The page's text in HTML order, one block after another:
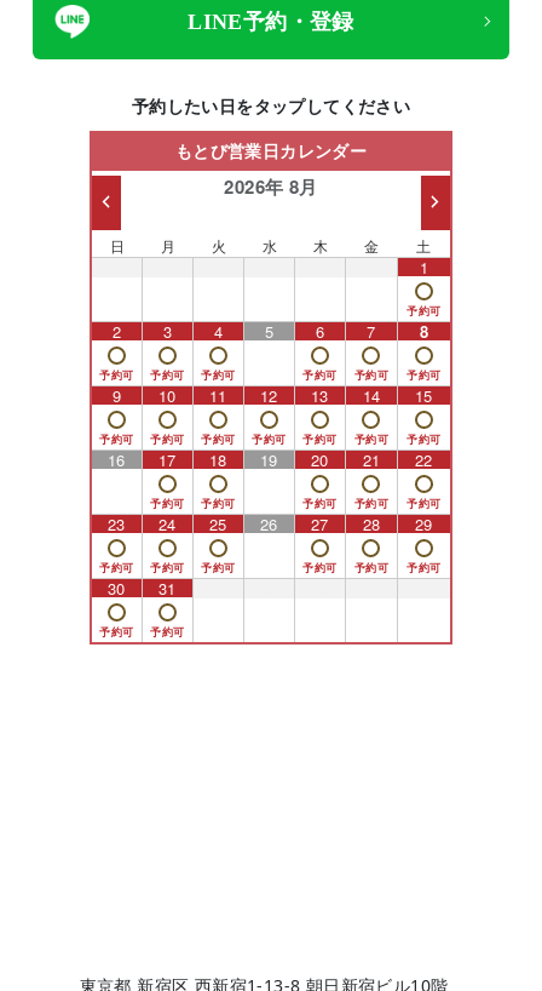
LINE予約・登録
予約したい日をタップしてください
もとび営業日カレンダー
2026年 8月
日 月 火 水 木 金 土
1
2 3 4 5 6 7 8
9 10 11 12 13 14 15
16 17 18 19 20 21 22
23 24 25 26 27 28 29
30 31
東京都 新宿区 西新宿1-13-8 朝日新宿ビル10階